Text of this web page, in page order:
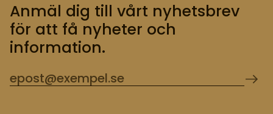
Anmäl dig till vårt nyhetsbrev
för att få nyheter och
information.